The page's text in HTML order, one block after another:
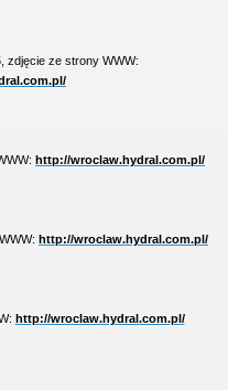
zdjęcie ze strony WWW:
http://wroclaw.hydral.com.pl/
http://wroclaw.hydral.com.pl/
http://wroclaw.hydral.com.pl/